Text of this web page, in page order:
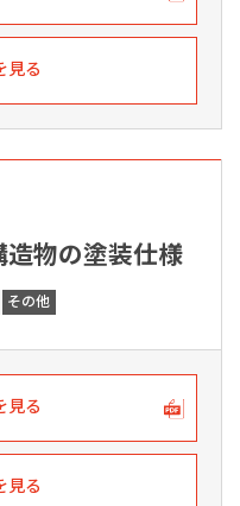
見る
物の塗装仕様
その他
見る
見る